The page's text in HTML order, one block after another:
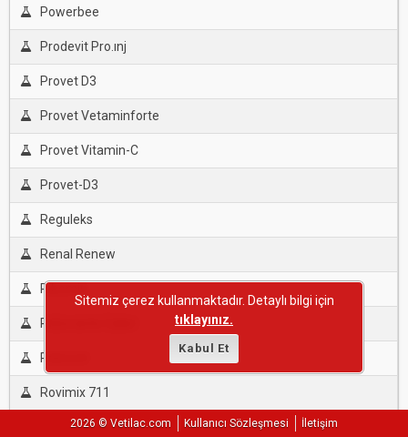
Powerbee
Prodevit Pro.ınj
Provet D3
Provet Vetaminforte
Provet Vitamin-C
Provet-D3
Reguleks
Renal Renew
Ribomin
Roborante Calier
Robovet
Rovimix 711
Rovimix Ack
2026 © Vetilac.com Kullanıcı Sözleşmesi İletişim
Sitemiz çerez kullanmaktadır. Detaylı bilgi için
tıklayınız.
Kabul Et